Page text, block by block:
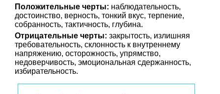
Положительные черты: наблюдательность,
достоинство, верность, тонкий вкус, терпение,
собранность, тактичность, глубина.
Отрицательные черты: закрытость, излишняя
требовательность, склонность к внутреннему
напряжению, осторожность, упрямство,
недоверчивость, эмоциональная сдержанность,
избирательность.